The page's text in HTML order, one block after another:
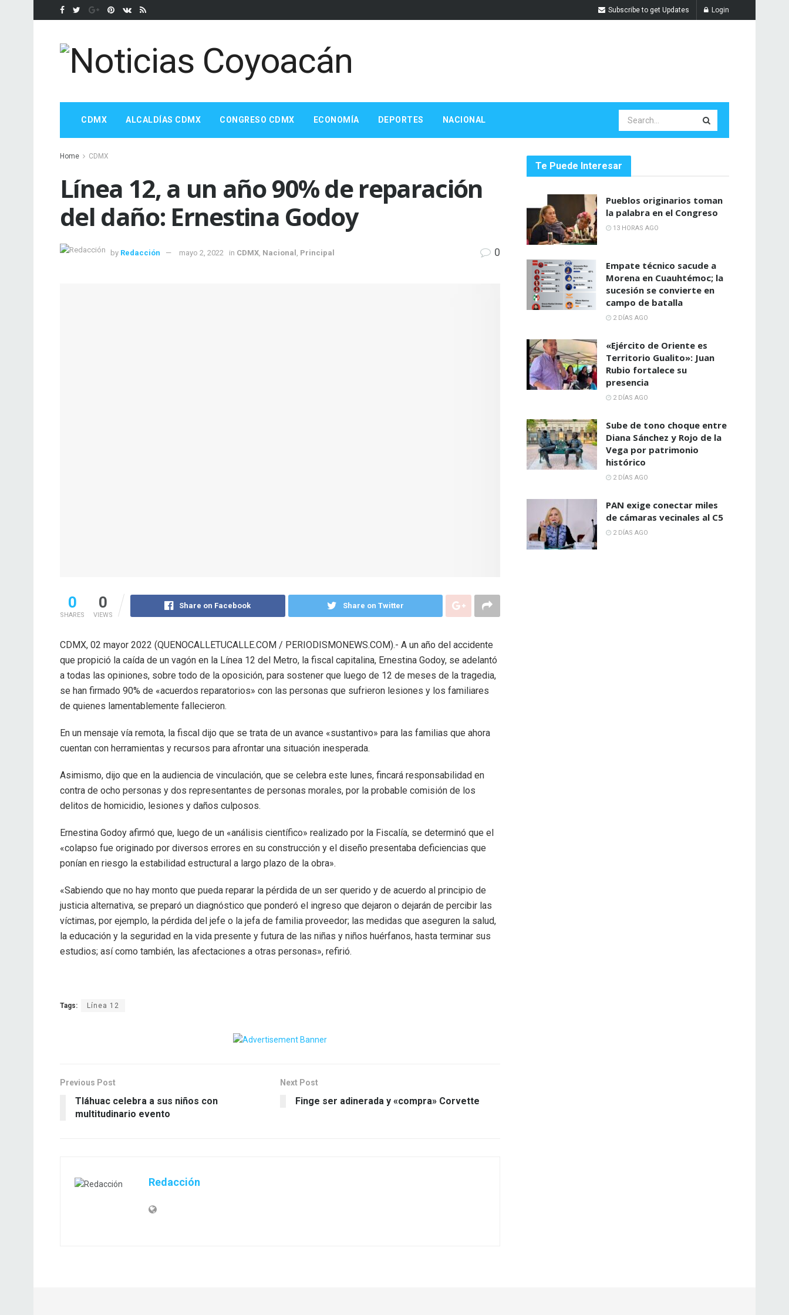
Subscribe to get Updates Login
CDMX ALCALDÍAS CDMX CONGRESO CDMX ECONOMÍA DEPORTES NACIONAL
Home CDMX
Línea 12, a un año 90% de reparación
del daño: Ernestina Godoy
by Redacción mayo 2, 2022 in CDMX Nacional Principal 0
0
SHARES
0
VIEWS
Share on Facebook Share on Twitter
CDMX, 02 mayor 2022 (QUENOCALLETUCALLE.COM / PERIODISMONEWS.COM).- A un año del accidente
que propició la caída de un vagón en la Línea 12 del Metro, la fiscal capitalina, Ernestina Godoy, se adelantó
a todas las opiniones, sobre todo de la oposición, para sostener que luego de 12 de meses de la tragedia,
se han firmado 90% de «acuerdos reparatorios» con las personas que sufrieron lesiones y los familiares
de quienes lamentablemente fallecieron.
En un mensaje vía remota, la fiscal dijo que se trata de un avance «sustantivo» para las familias que ahora
cuentan con herramientas y recursos para afrontar una situación inesperada.
Asimismo, dijo que en la audiencia de vinculación, que se celebra este lunes, fincará responsabilidad en
contra de ocho personas y dos representantes de personas morales, por la probable comisión de los
delitos de homicidio, lesiones y daños culposos.
Ernestina Godoy afirmó que, luego de un «análisis científico» realizado por la Fiscalía, se determinó que el
«colapso fue originado por diversos errores en su construcción y el diseño presentaba deficiencias que
ponían en riesgo la estabilidad estructural a largo plazo de la obra».
«Sabiendo que no hay monto que pueda reparar la pérdida de un ser querido y de acuerdo al principio de
justicia alternativa, se preparó un diagnóstico que ponderó el ingreso que dejaron o dejarán de percibir las
víctimas, por ejemplo, la pérdida del jefe o la jefa de familia proveedor; las medidas que aseguren la salud,
la educación y la seguridad en la vida presente y futura de las niñas y niños huérfanos, hasta terminar sus
estudios; así como también, las afectaciones a otras personas», refirió.
Tags: Línea 12
Previous Post
Tláhuac celebra a sus niños con
multitudinario evento
Next Post
Finge ser adinerada y «compra» Corvette
Redacción
Te Puede Interesar
Pueblos originarios toman
la palabra en el Congreso
13 HORAS AGO
Empate técnico sacude a
Morena en Cuauhtémoc; la
sucesión se convierte en
campo de batalla
2 DÍAS AGO
«Ejército de Oriente es
Territorio Gualito»: Juan
Rubio fortalece su
presencia
2 DÍAS AGO
Sube de tono choque entre
Diana Sánchez y Rojo de la
Vega por patrimonio
histórico
2 DÍAS AGO
PAN exige conectar miles
de cámaras vecinales al C5
2 DÍAS AGO